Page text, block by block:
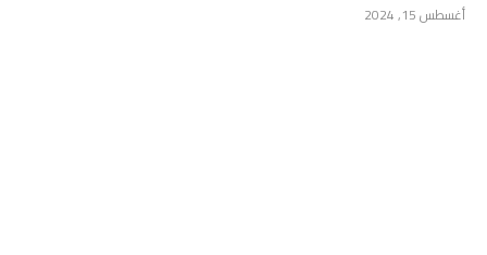
أغسطس 15, 2024